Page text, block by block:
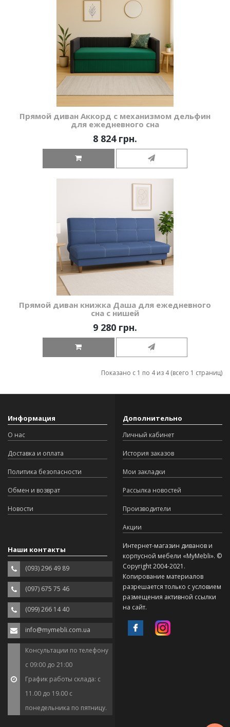
Прямой диван Аккорд с механизмом дельфин
для ежедневного сна
8 824 грн.
Прямой диван книжка Даша для ежедневного
сна с нишей
9 280 грн.
Показано с 1 по 4 из 4 (всего 1 страниц)
Информация
О нас
Доставка и оплата
Политика безопасности
Обмен и возврат
Новости
Дополнительно
Личный кабинет
История заказов
Мои закладки
Рассылка новостей
Производители
Акции
Наши контакты
(093) 296 49 89
(097) 675 75 46
(099) 266 14 40
info@mymebli.com.ua
Консультации по телефону
с 09:00 до 21:00
График работы склада: с
11.00 до 19.00 с
понедельника по пятницу.
Интернет-магазин диванов и
корпусной мебели «MyMebli». ©
Copyright 2004-2021.
Копирование материалов
разрешается только с условием
размещения активной ссылки
на сайт.